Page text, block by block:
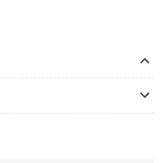
de DP-450USB
formaten. Leg je
digitale kwaliteit en
ontwerp en